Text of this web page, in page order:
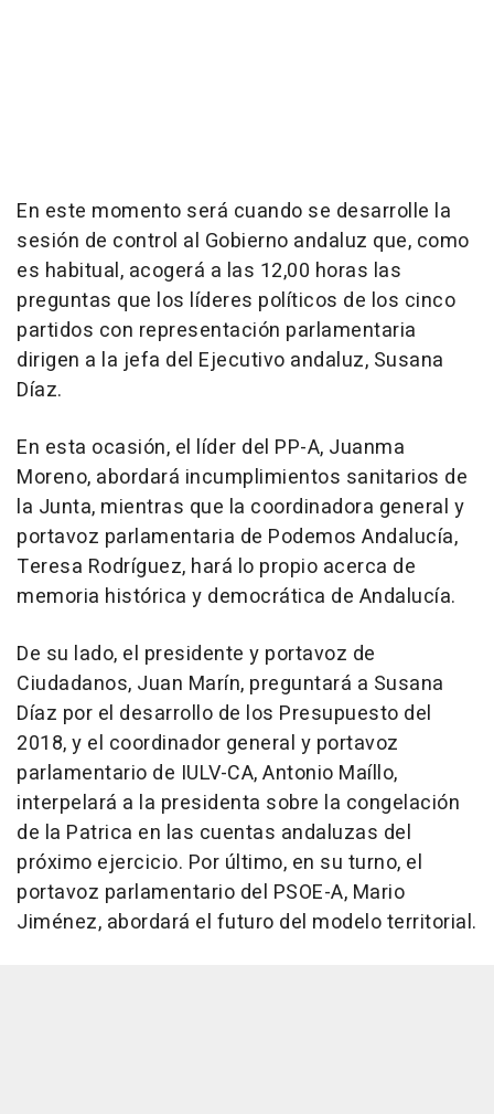
En este momento será cuando se desarrolle la
sesión de control al Gobierno andaluz que, como
es habitual, acogerá a las 12,00 horas las
preguntas que los líderes políticos de los cinco
partidos con representación parlamentaria
dirigen a la jefa del Ejecutivo andaluz, Susana
Díaz.
En esta ocasión, el líder del PP-A, Juanma
Moreno, abordará incumplimientos sanitarios de
la Junta, mientras que la coordinadora general y
portavoz parlamentaria de Podemos Andalucía,
Teresa Rodríguez, hará lo propio acerca de
memoria histórica y democrática de Andalucía.
De su lado, el presidente y portavoz de
Ciudadanos, Juan Marín, preguntará a Susana
Díaz por el desarrollo de los Presupuesto del
2018, y el coordinador general y portavoz
parlamentario de IULV-CA, Antonio Maíllo,
interpelará a la presidenta sobre la congelación
de la Patrica en las cuentas andaluzas del
próximo ejercicio. Por último, en su turno, el
portavoz parlamentario del PSOE-A, Mario
Jiménez, abordará el futuro del modelo territorial.